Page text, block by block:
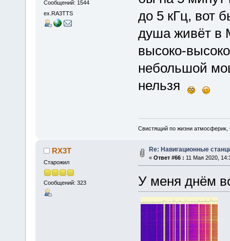
Сообщений: 1544
ex.RA3TTS
до 5 кГц, вот
душа живёт в
высоко-
небольшой
нельзя
Свистящий по жизни
RX3T
Старожил
Сообщений: 323
Re: Навигационные
« Ответ #66 : 11 Мая 2020,
У меня днём